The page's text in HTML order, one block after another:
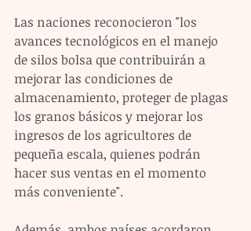
Las naciones reconocieron "los
avances tecnológicos en el manejo
de silos bolsa que contribuirán a
mejorar las condiciones de
almacenamiento, proteger de plagas
los granos básicos y mejorar los
ingresos de los agricultores de
pequeña escala, quienes podrán
hacer sus ventas en el momento
más conveniente".